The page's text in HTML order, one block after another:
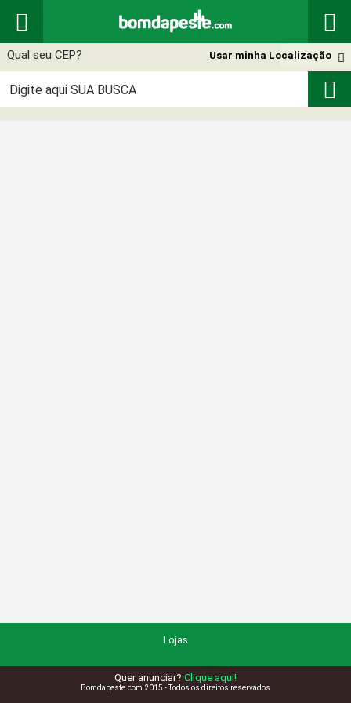
 

Usar minha Localização

Lojas
Quer anunciar? Clique aqui!
Bomdapeste.com 2015 - Todos os direitos reservados